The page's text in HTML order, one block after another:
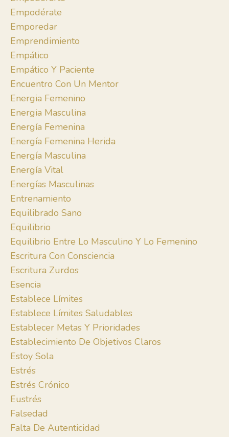
Empodérate
Emporedar
Emprendimiento
Empático
Empático Y Paciente
Encuentro Con Un Mentor
Energia Femenino
Energia Masculina
Energía Femenina
Energía Femenina Herida
Energía Masculina
Energía Vital
Energías Masculinas
Entrenamiento
Equilibrado Sano
Equilibrio
Equilibrio Entre Lo Masculino Y Lo Femenino
Escritura Con Consciencia
Escritura Zurdos
Esencia
Establece Límites
Establece Límites Saludables
Establecer Metas Y Prioridades
Establecimiento De Objetivos Claros
Estoy Sola
Estrés
Estrés Crónico
Eustrés
Falsedad
Falta De Autenticidad